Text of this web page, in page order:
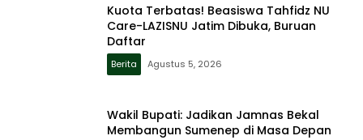
Kuota Terbatas! Beasiswa Tahfidz NU
Care-LAZISNU Jatim Dibuka, Buruan
Daftar
Berita Agustus 5, 2026
Wakil Bupati: Jadikan Jamnas Bekal
Membangun Sumenep di Masa Depan